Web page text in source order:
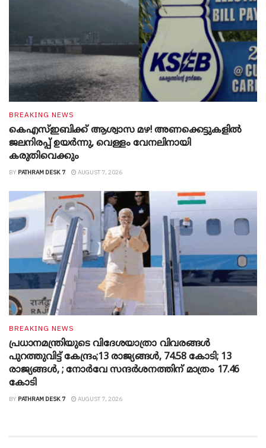
BREAKING NEWS
കെഎസ്ഇബിക്ക് ആശ്വാസ മഴ! അണക്കെട്ടുകളിൽ
ജലനിരപ്പ് ഉയർന്നു, വെള്ളം വേനലിനായി
കരുതിവെക്കും
BY PATHRAM DESK 7 AUGUST 7, 2026
BREAKING NEWS
പ്രധാനമന്ത്രിയുടെ വിദേശയാത്രാ വിവരങ്ങൾ
പുറത്തുവിട്ട് കേന്ദ്രം;13 രാജ്യങ്ങൾ, 74.58 കോടി; 13
രാജ്യങ്ങൾ, ; നോർവേ സന്ദർശനത്തിന് മാത്രം 17.46
കോടി
BY PATHRAM DESK 7 AUGUST 7, 2026